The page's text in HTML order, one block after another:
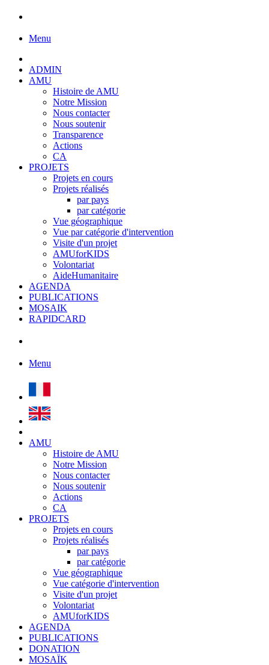
Menu
ADMIN
AMU
Histoire de AMU
Notre Mission
Nous contacter
Nous soutenir
Transparence
Actions
CA
PROJETS
Projets en cours
Projets réalisés
par pays
par catégorie
Vue géographique
Vue par catégorie d'intervention
Visite d'un projet
AMUforKIDS
Volontariat
AideHumanitaire
AGENDA
PUBLICATIONS
MOSAIK
RAPIDCARD
Menu
AMU
Histoire de AMU
Notre Mission
Nous contacter
Nous soutenir
Actions
CA
PROJETS
Projets en cours
Projets réalisés
par pays
par catégorie
Vue géographique
Vue catégorie d'intervention
Visite d'un projet
Volontariat
AMUforKIDS
AGENDA
PUBLICATIONS
DONATION
MOSAÏK